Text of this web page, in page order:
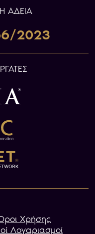
ΑΔΕΙΑ
2023
Χρήσης
Λογαριασμοί